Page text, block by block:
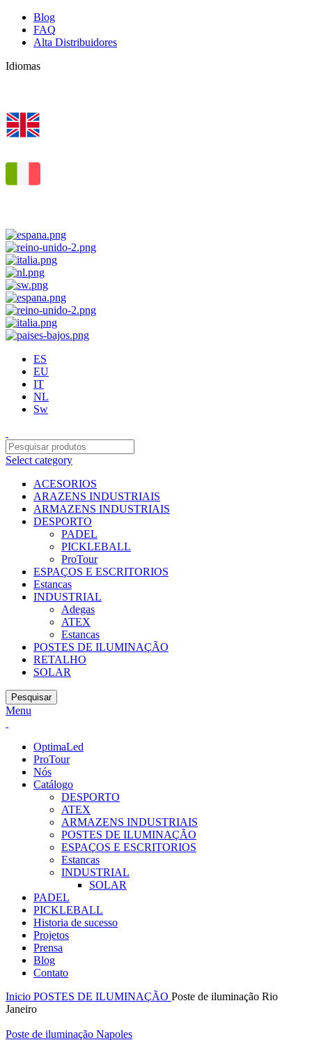
Blog
FAQ
Alta Distribuidores
Idiomas
ES
EU
IT
NL
Sw
Select category
ACESORIOS
ARAZENS INDUSTRIAIS
ARMAZENS INDUSTRIAIS
DESPORTO
PADEL
PICKLEBALL
ProTour
ESPAÇOS E ESCRITORIOS
Estancas
INDUSTRIAL
Adegas
ATEX
Estancas
POSTES DE ILUMINAÇÃO
RETALHO
SOLAR
Pesquisar
Menu
OptimaLed
ProTour
Nós
Catálogo
DESPORTO
ATEX
ARMAZENS INDUSTRIAIS
POSTES DE ILUMINAÇÃO
ESPAÇOS E ESCRITORIOS
Estancas
INDUSTRIAL
SOLAR
PADEL
PICKLEBALL
Historia de sucesso
Projetos
Prensa
Blog
Contato
Inicio POSTES DE ILUMINAÇÃO Poste de iluminação Rio
Janeiro
Poste de iluminação Napoles